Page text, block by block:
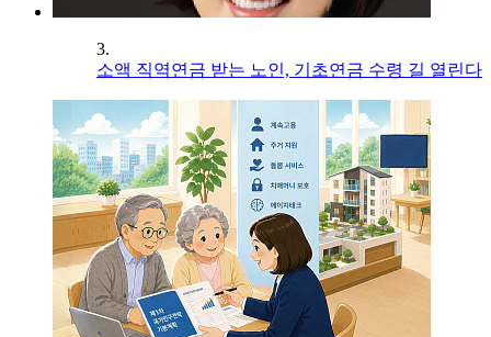
3.
소액 직역연금 받는 노인, 기초연금 수령 길 열린다